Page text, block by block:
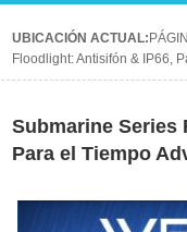
UBICACIÓN ACTUAL:
Floodlight: Antisifón & IP66,
Submarine Series
Para el Tiempo